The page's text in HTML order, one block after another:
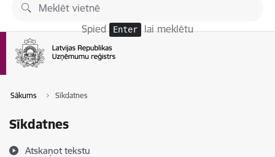
Pāriet uz lapas saturu
Spied Enter lai meklētu
Sākums Sīkdatnes
Sīkdatnes
Atskaņot tekstu